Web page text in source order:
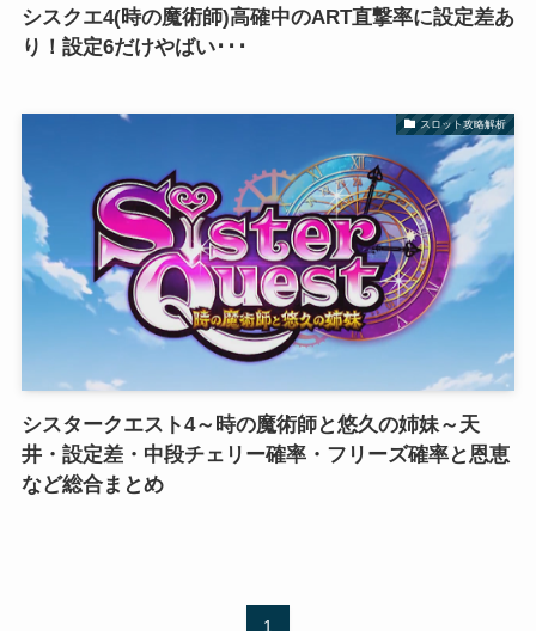
シスクエ4(時の魔術師)高確中のART直撃率に設定差あ
り！設定6だけやばい･･･
スロット攻略解析
シスタークエスト4～時の魔術師と悠久の姉妹～天
井・設定差・中段チェリー確率・フリーズ確率と恩恵
など総合まとめ
1